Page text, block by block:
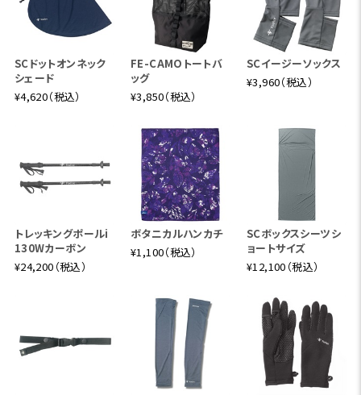
SCドットオンネック
シェード
¥4,620（税込）
FE-CAMOトートバ
ッグ
¥3,850（税込）
SCイージーソックス
¥3,960（税込）
トレッキングポールi
130Wカーボン
¥24,200（税込）
ボタニカルハンカチ
¥1,100（税込）
SCボックスシーツシ
ョートサイズ
¥12,100（税込）